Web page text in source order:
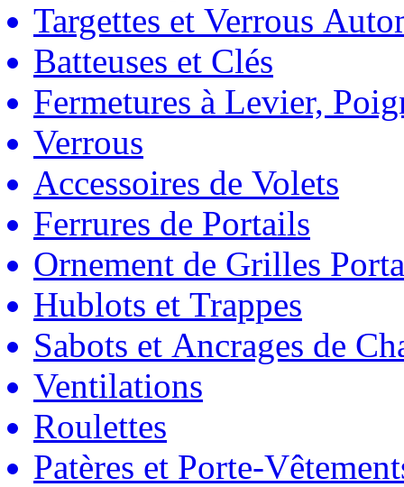
Targettes et Verrous
Batteuses et Clés
Fermetures à Levier,
Verrous
Accessoires de Volets
Ferrures de Portails
Ornement de Grilles
Hublots et Trappes
Sabots et Ancrages de
Ventilations
Roulettes
Patères et Porte-